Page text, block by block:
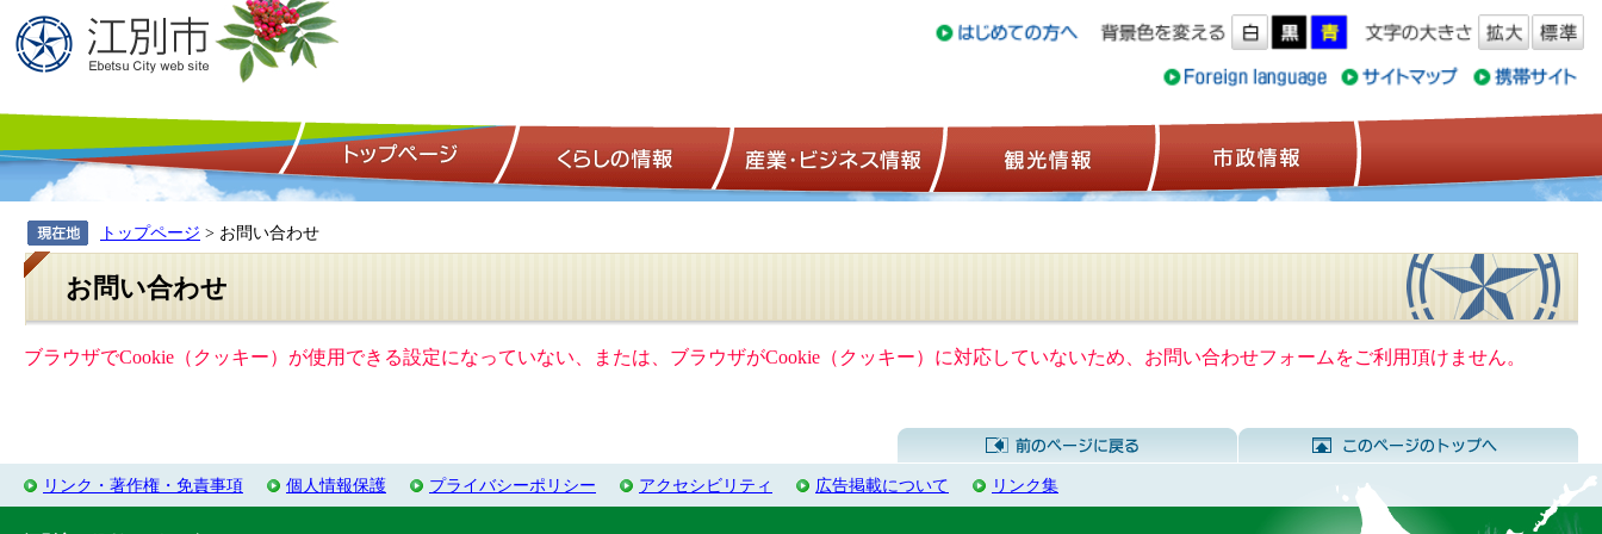
トップページ くらしの情報 産業・ビジネス情報 観光情報
トップページ > お問い合わせ
お問い合わせ
ブラウザでCookie（クッキー）が使用できる設定になっていない、または、ブラウザがCookie（クッキー）に対応していないため、お問い合わせフォームをご利用頂けません。
前のページに戻る
リンク・著作権・免責事項 個人情報保護 プライバシーポリシー アクセシビリティ 広告掲載について リンク集